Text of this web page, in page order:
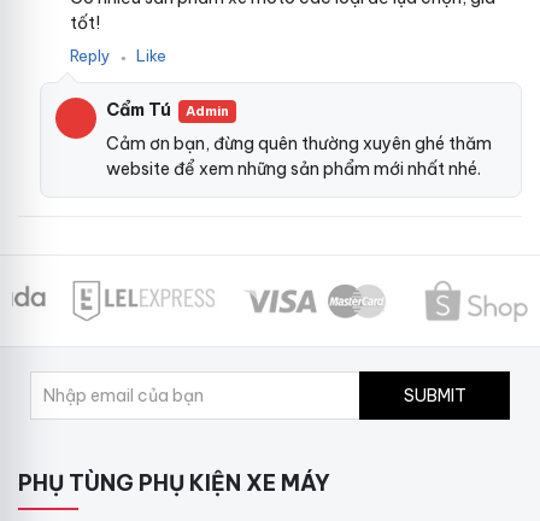
tốt!
Reply ● Like
Cẩm Tú Admin
Cảm ơn bạn, đừng quên thường xuyên ghé thăm
website để xem những sản phẩm mới nhất nhé.
SUBMIT
PHỤ TÙNG PHỤ KIỆN XE MÁY